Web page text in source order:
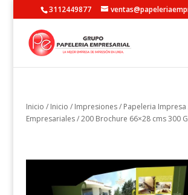
3112449877
Inicio / Inicio / Impresiones/ Papeleria Impresa
Empresariales/ 200 Brochure 66×28 cms 300